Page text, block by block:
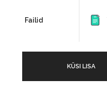
Failid
KÜSI LISA